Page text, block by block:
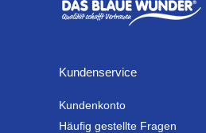
Kundenservice
Kundenkonto
Häufig gestellte Fragen